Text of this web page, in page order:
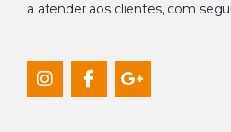
a atender aos clientes, com